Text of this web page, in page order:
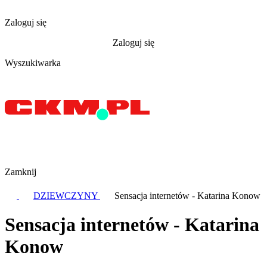
Zaloguj się
Zaloguj się
Wyszukiwarka
Zamknij
DZIEWCZYNY Sensacja internetów - Katarina Konow
Sensacja internetów - Katarina
Konow